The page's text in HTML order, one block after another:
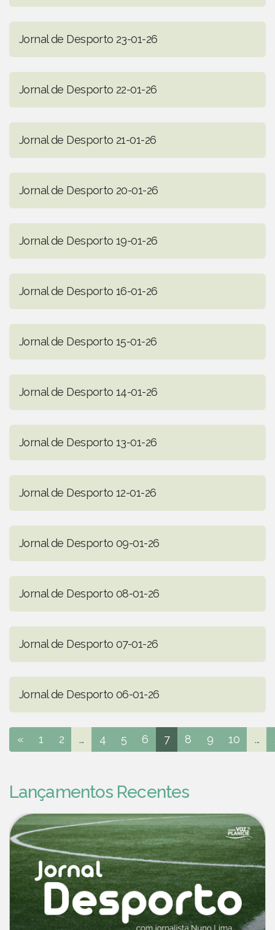
Jornal de Desporto 23-01-26
Jornal de Desporto 22-01-26
Jornal de Desporto 21-01-26
Jornal de Desporto 20-01-26
Jornal de Desporto 19-01-26
Jornal de Desporto 16-01-26
Jornal de Desporto 15-01-26
Jornal de Desporto 14-01-26
Jornal de Desporto 13-01-26
Jornal de Desporto 12-01-26
Jornal de Desporto 09-01-26
Jornal de Desporto 08-01-26
Jornal de Desporto 07-01-26
Jornal de Desporto 06-01-26
« 1 2 ... 4 5 6 7 8 9 10 ...
Lançamentos Recentes